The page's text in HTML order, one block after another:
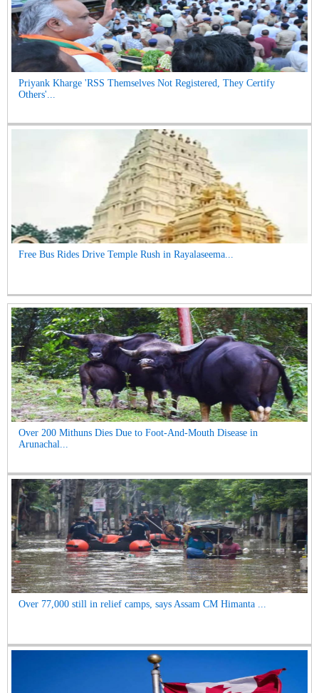
Priyank Kharge 'RSS Themselves Not Registered, They Certify
Others'...
Free Bus Rides Drive Temple Rush in Rayalaseema...
Over 200 Mithuns Dies Due to Foot-And-Mouth Disease in
Arunachal...
Over 77,000 still in relief camps, says Assam CM Himanta ...